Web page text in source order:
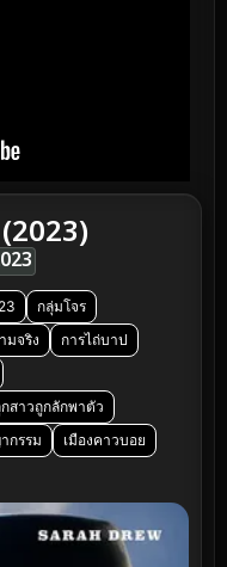
กลุ่มโจร
มจริง
การไถ่บาป
สาวถูกลักพาตัว
กรรม
เมืองคาวบอย